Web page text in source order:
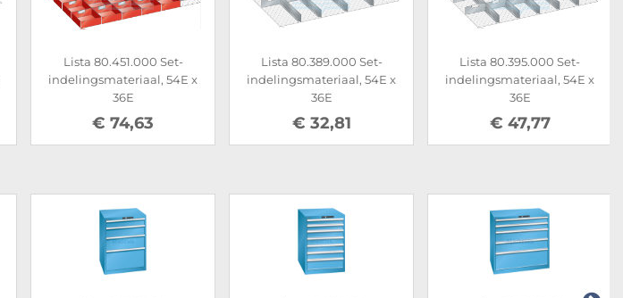
Lista 80.451.000 Set-
indelingsmateriaal, 54E x
36E
€ 74,63
Lista 80.389.000 Set-
indelingsmateriaal, 54E x
36E
€ 32,81
Lista 80.395.000 Set-
indelingsmateriaal, 54E x
36E
€ 47,77